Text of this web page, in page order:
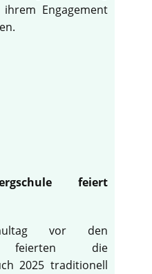
Engagement
feiert
vor den
feierten die
2025 traditionell